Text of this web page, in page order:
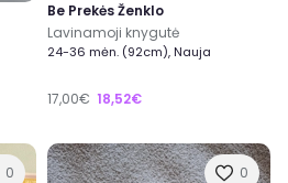
Be Prekės Ženklo
Lavinamoji knygutė
24-36 mėn. (92cm), Nauja
17,00€ 18,52€
0 0